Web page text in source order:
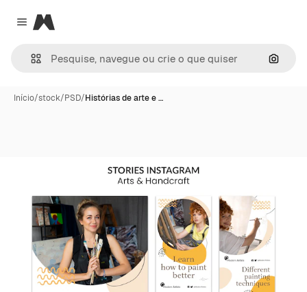
Close menu
Magnific
Início/stock/PSD/Histórias de arte e …